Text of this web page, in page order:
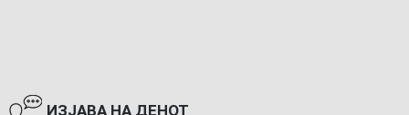
ИЗЈАВА НА ДЕНОТ